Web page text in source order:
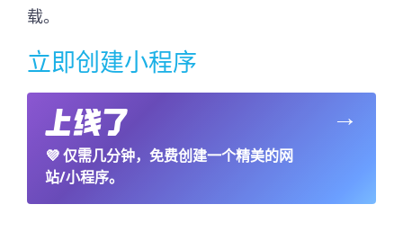
载。
立即创建小程序
💜仅需几分钟，免费创建一个精美的网
站/小程序。
→